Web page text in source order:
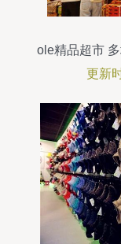
ole精品超市
更新